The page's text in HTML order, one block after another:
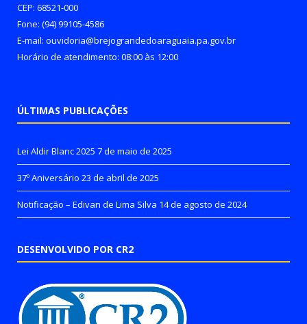
CEP: 68521-000
Fone: (94) 99105-4586
E-mail: ouvidoria@brejograndedoaraguaia.pa.gov.br
Horário de atendimento: 08:00 às 12:00
ÚLTIMAS PUBLICAÇÕES
Lei Aldir Blanc 2025 7 de maio de 2025
37º Aniversário 23 de abril de 2025
Notificação – Edivan de Lima Silva 14 de agosto de 2024
DESENVOLVIDO POR CR2